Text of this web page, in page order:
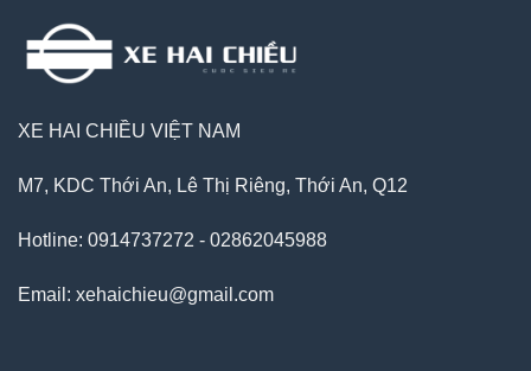
XE HAI CHIỀU VIỆT NAM
M7, KDC Thới An, Lê Thị Riêng, Thới An, Q12
Hotline: 0914737272 - 02862045988
Email: xehaichieu@gmail.com